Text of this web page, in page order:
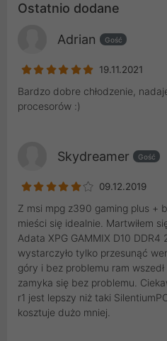
Ostatnio dodane
Adrian Gość
19.11.2021
Bardzo dobre chłodzenie,
procesorów :)
Skydreamer Gość
09.12.2019
Z msi mpg z390 gaming plus +
mieści się idealnie. Martwiłem
Adata XPG GAMMIX D10
wystarczyło tylko przesunąć
góry i bez problemu ram
zamyka się bez problemu.
r1 jest lepszy niż taki
kosztuje dużo mniej.